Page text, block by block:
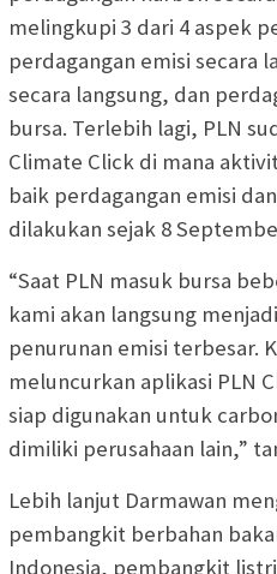
melingkupi 3 dari 4 aspek
perdagangan emisi secara
secara langsung, dan
bursa. Terlebih lagi, PLN
Climate Click di mana
baik perdagangan emisi
dilakukan sejak 8
“Saat PLN masuk bursa
kami akan langsung
penurunan emisi terbesar.
meluncurkan aplikasi PLN
siap digunakan untuk
dimiliki perusahaan lain,”
Lebih lanjut Darmawan
pembangkit berbahan
Indonesia, pembangkit